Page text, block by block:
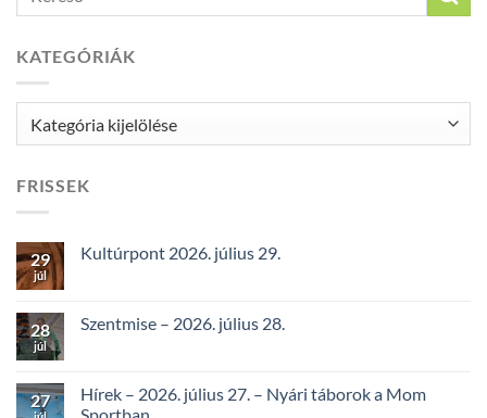
KATEGÓRIÁK
FRISSEK
29
júl
Kultúrpont 2026. július 29.
28
júl
Szentmise – 2026. július 28.
27
Hírek – 2026. július 27. – Nyári táborok a Mom
Sportban